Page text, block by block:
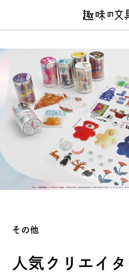
その他
人気クリエイ